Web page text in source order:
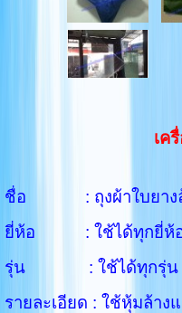
เค
ชื่อ : ถุงผ้าใบยางล้
ยี่ห้อ : ใช้ได้ทุกยี่ห้
รุ่น : ใช้ได้ทุกรุ่น
รายละเอียด : ใช้หุ้มล้าง